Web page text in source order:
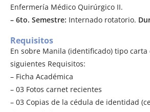
Enfermería Médico Quirúrgico II.
– 6to. Semestre: Internado rotatorio.
Requisitos
En sobre Manila (identificado) tipo carta
siguientes Requisitos:
– Ficha Académica
– 03 Fotos carnet recientes
– 03 Copias de la cédula de identidad